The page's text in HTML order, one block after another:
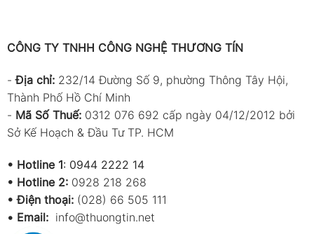
CÔNG TY TNHH CÔNG NGHỆ THƯƠNG TÍN
-Địa chỉ: 232/14 Đường Số 9, phường Thông Tây Hội,
Thành Phố Hồ Chí Minh
- Mã Số Thuế: 0312 076 692 cấp ngày 04/12/2012 bởi
Sở Kế Hoạch & Đầu Tư TP. HCM
• Hotline 1: 0944 2222 14
• Hotline 2: 0928 218 268
• Điện thoại: (028) 66 505 111
• Email: info@thuongtin.net